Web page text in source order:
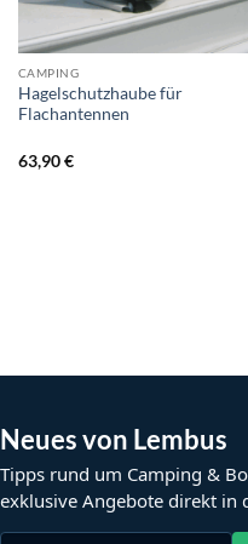
CAMPING
Hagelschutzhaube für
Flachantennen
63,90€
Neues von Lembus
Tipps rund um Camping &
exklusive Angebote direkt in